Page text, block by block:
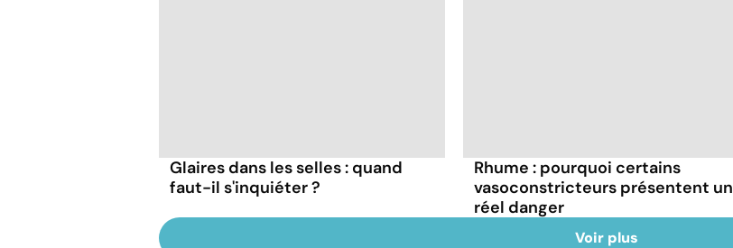
Glaires dans les selles : quand
faut-il s'inquiéter ?
Rhume : pourquoi certains
vasoconstricteurs présentent un
réel danger
Voir plus